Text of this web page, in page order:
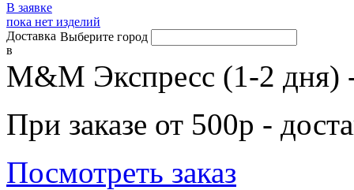
В заявке
пока нет изделий
Доставка
в
Выберите город
М&М Экспресс (1-2 дня)
При заказе от 500р -
Посмотреть заказ